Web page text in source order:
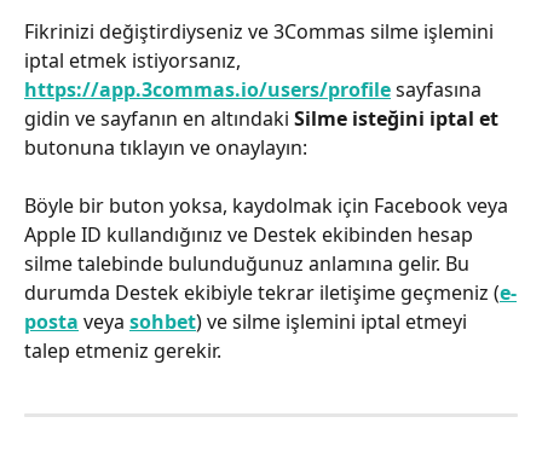
Fikrinizi değiştirdiyseniz ve 3Commas silme işlemini
iptal etmek istiyorsanız,
https://app.3commas.io/users/profile sayfasına
gidin ve sayfanın en altındaki Silme isteğini iptal et
butonuna tıklayın ve onaylayın:
Böyle bir buton yoksa, kaydolmak için Facebook veya
Apple ID kullandığınız ve Destek ekibinden hesap
silme talebinde bulunduğunuz anlamına gelir. Bu
durumda Destek ekibiyle tekrar iletişime geçmeniz (e-
posta veya sohbet) ve silme işlemini iptal etmeyi
talep etmeniz gerekir.